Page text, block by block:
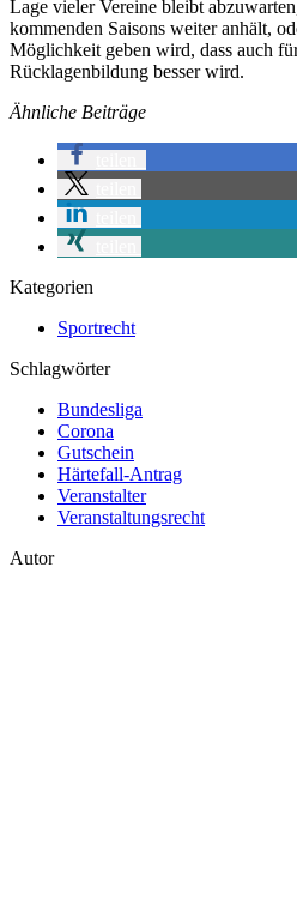
Lage vieler Vereine bleibt
kommenden Saisons weiter anhält,
Möglichkeit geben wird, dass auch
Rücklagenbildung besser wird.
Ähnliche Beiträge
Kategorien
Sportrecht
Schlagwörter
Bundesliga
Corona
Gutschein
Härtefall-Antrag
Veranstalter
Veranstaltungsrecht
Autor